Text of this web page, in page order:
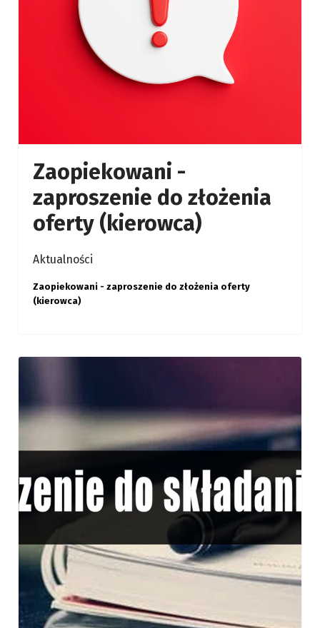
Zaopiekowani -
zaproszenie do złożenia
oferty (kierowca)
Aktualności
Zaopiekowani - zaproszenie do złożenia oferty
(kierowca)